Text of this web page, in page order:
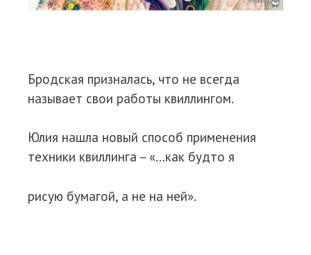
Бродская призналась, что не всегда
называет свои работы квиллингом.
Юлия нашла новый способ применения
техники квиллинга – «…как будто я
рисую бумагой, а не на ней».